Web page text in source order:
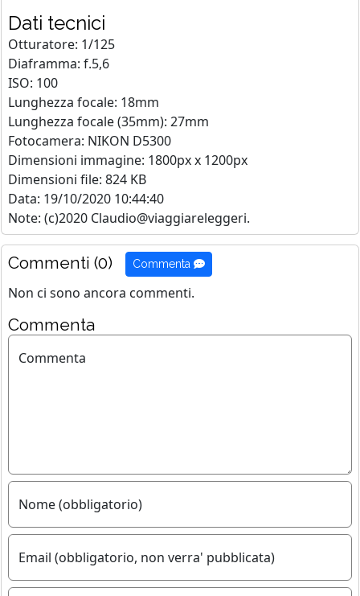
Dati tecnici
Otturatore: 1/125
Diaframma: f.5,6
ISO: 100
Lunghezza focale: 18mm
Lunghezza focale (35mm): 27mm
Fotocamera: NIKON D5300
Dimensioni immagine: 1800px x 1200px
Dimensioni file: 824 KB
Data: 19/10/2020 10:44:40
Note: (c)2020 Claudio@viaggiareleggeri.
Commenti (0) Commenta
Non ci sono ancora commenti.
Commenta
Commenta
Nome (obbligatorio)
Email (obbligatorio, non verra' pubblicata)